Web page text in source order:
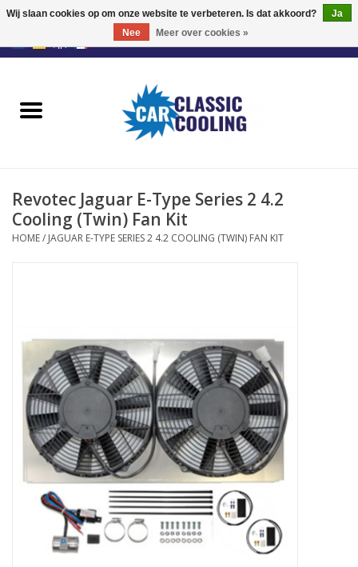
EUR/GBP
Retrofit Fan Kit
Fan Controllers
Revotec Jaguar E-Type Series 2 4.2
Cooling (Twin) Fan Kit
HOME/ JAGUAR E-TYPE SERIES 2 4.2 COOLING (TWIN) FAN KIT
Wij slaan cookies op om onze website te verbeteren. Is dat akkoord?
Ja
Nee
Meer over cookies »